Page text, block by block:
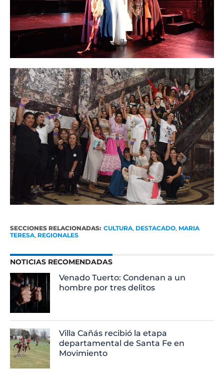
SECCIONES RELACIONADAS: CULTURA, DESTACADO, MARIA
TERESA, REGIONALES
NOTICIAS RECOMENDADAS
Venado Tuerto: Condenan a un
hombre por tres delitos
Villa Cañás recibió la etapa
departamental de Santa Fe en
Movimiento